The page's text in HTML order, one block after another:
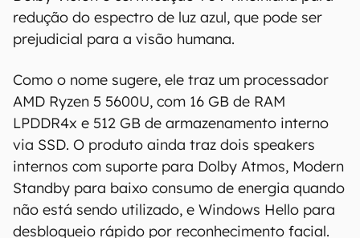
O notebook mais barato entre os lançados é o
YOGA 13s 2021 Ryzen Edition, que traz um visual
discreto, com bordas finas ao redor da tela, 13,8
mm de espessura e 1,22 kg. O display LCD é
compacto e tem 13 polegadas, mas oferece uma
alta resolução de 2560 x 1600 pixels, além de
100% da gama de cores sRGB, DC Dimming para
evitar cintilação em baixo brilho, suporte para
Dolby Vision e certificação TÜV Rheinland para
redução do espectro de luz azul, que pode ser
prejudicial para a visão humana.